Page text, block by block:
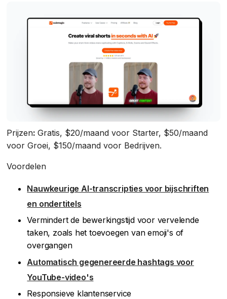
Prijzen:Gratis, $20/maand voor Starter, $50/maand
voor Groei, $150/maand voor Bedrijven.
Voordelen
Nauwkeurige AI-transcripties voor bijschriften
en ondertitels
Vermindert de bewerkingstijd voor vervelende
taken, zoals het toevoegen van emoji's of
overgangen
Automatisch gegenereerde hashtags voor
YouTube-video's
Responsieve klantenservice